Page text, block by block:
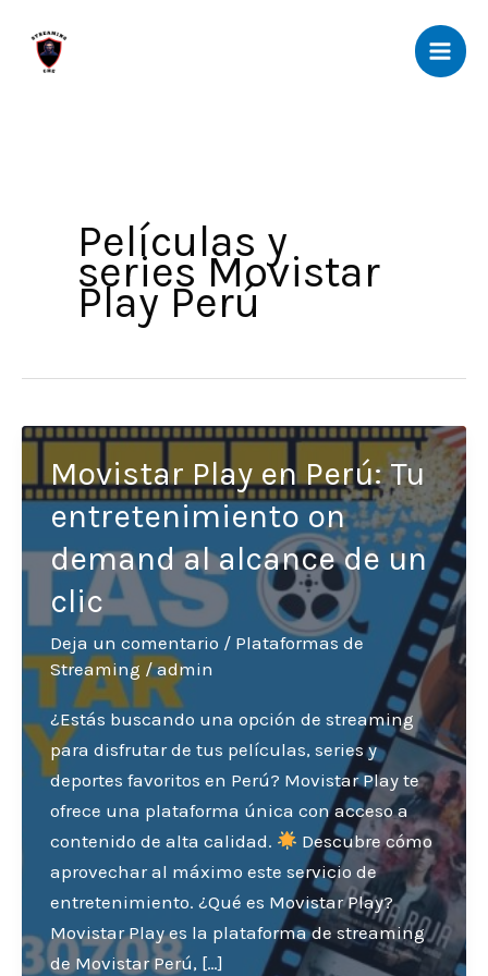
contenido
Películas y
series Movistar
Play Perú
Movistar Play en Perú: Tu
entretenimiento on
demand al alcance de un
clic
Deja un comentario / Plataformas de
Streaming /admin
¿Estás buscando una opción de streaming
para disfrutar de tus películas, series y
deportes favoritos en Perú? Movistar Play te
ofrece una plataforma única con acceso a
contenido de alta calidad.
Descubre cómo
aprovechar al máximo este servicio de
entretenimiento. ¿Qué es Movistar Play?
Movistar Play es la plataforma de streaming
de Movistar Perú, […]